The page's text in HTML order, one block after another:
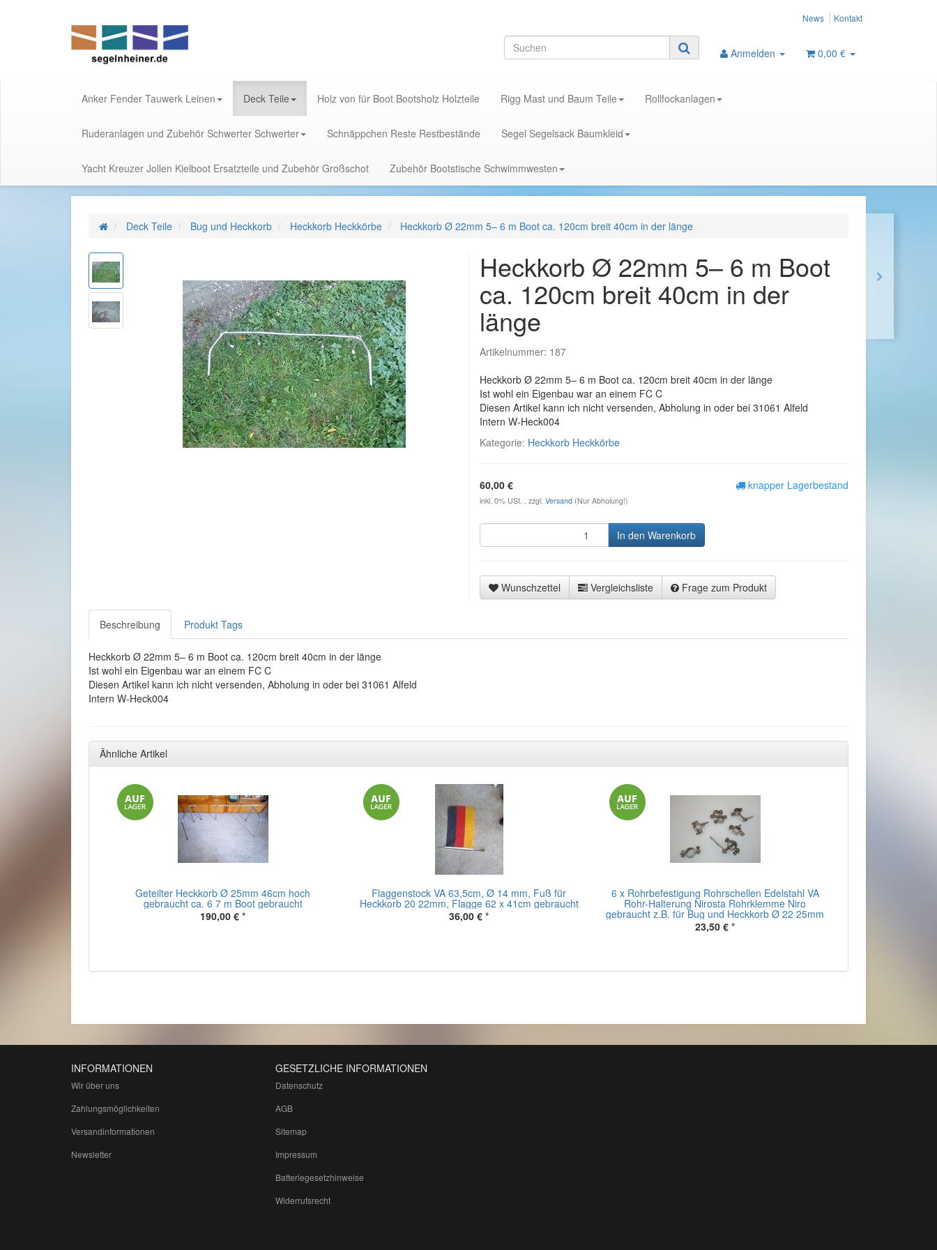
News Kontakt
Anmelden 0,00 €
Anker Fender Tauwerk Leinen Deck Teile Holz von für Boot Bootsholz Holzteile Rigg Mast und Baum Teile Rollfockanlagen
Ruderanlagen und Zubehör Schwerter Schwerter Schnäppchen Reste Restbestände Segel Segelsack Baumkleid
Yacht Kreuzer Jollen Kielboot Ersatzteile und Zubehör Großschot Zubehör Bootstische Schwimmwesten
Deck Teile Bug und Heckkorb Heckkorb Heckkörbe Heckkorb Ø 22mm 5– 6 m Boot ca. 120cm breit 40cm in der länge
Heckkorb Ø 22mm 5– 6 m Boot
ca. 120cm breit 40cm in der
länge
Artikelnummer: 187
Heckkorb Ø 22mm 5– 6 m Boot ca. 120cm breit 40cm in der länge
Ist wohl ein Eigenbau war an einem FC C
Diesen Artikel kann ich nicht versenden, Abholung in oder bei 31061 Alfeld
Intern W-Heck004
Kategorie: Heckkorb Heckkörbe
60,00 €
inkl. 0% USt. , zzgl. Versand (Nur Abholung!)
knapper Lagerbestand
In den Warenkorb
Wunschzettel Vergleichsliste Frage zum Produkt
Beschreibung Produkt Tags
Heckkorb Ø 22mm 5– 6 m Boot ca. 120cm breit 40cm in der länge
Ist wohl ein Eigenbau war an einem FC C
Diesen Artikel kann ich nicht versenden, Abholung in oder bei 31061 Alfeld
Intern W-Heck004
Ähnliche Artikel
Geteilter Heckkorb Ø 25mm 46cm hoch
gebraucht ca. 6 7 m Boot gebraucht
190,00 € *
Flaggenstock VA 63,5cm, Ø 14 mm, Fuß für
Heckkorb 20 22mm, Flagge 62 x 41cm gebraucht
36,00 € *
6 x Rohrbefestigung Rohrschellen Edelstahl VA
Rohr-Halterung Nirosta Rohrklemme Niro
gebraucht z.B. für Bug und Heckkorb Ø 22 25mm
23,50 € *
INFORMATIONEN
Wir über uns
Zahlungsmöglichkeiten
Versandinformationen
Newsletter
GESETZLICHE INFORMATIONEN
Datenschutz
AGB
Sitemap
Impressum
Batteriegesetzhinweise
Widerrufsrecht